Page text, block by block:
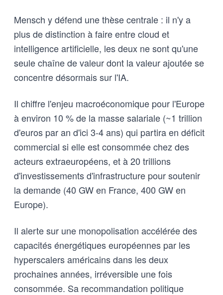
Mensch y défend une thèse centrale : il n'y a
plus de distinction à faire entre cloud et
intelligence artificielle, les deux ne sont qu'une
seule chaîne de valeur dont la valeur ajoutée se
concentre désormais sur l'IA.
Il chiffre l'enjeu macroéconomique pour l'Europe
à environ 10 % de la masse salariale (~1 trillion
d'euros par an d'ici 3-4 ans) qui partira en déficit
commercial si elle est consommée chez des
acteurs extraeuropéens, et à 20 trillions
d'investissements d'infrastructure pour soutenir
la demande (40 GW en France, 400 GW en
Europe).
Il alerte sur une monopolisation accélérée des
capacités énergétiques européennes par les
hyperscalers américains dans les deux
prochaines années, irréversible une fois
consommée. Sa recommandation politique